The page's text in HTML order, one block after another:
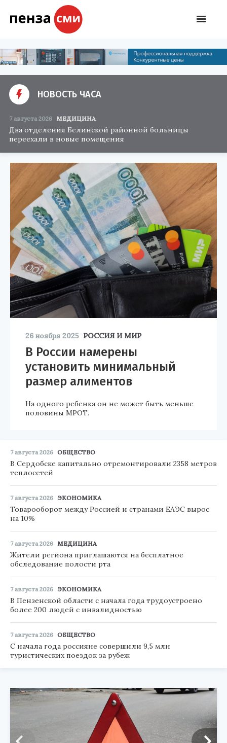
НОВОСТЬ ЧАСА
7 августа 2026 МЕДИЦИНА
Два отделения Белинской районной больницы
переехали в новые помещения
26 ноября 2025 РОССИЯ И МИР
В России намерены
установить минимальный
размер алиментов
На одного ребенка он не может быть меньше
половины МРОТ.
7 августа 2026 ОБЩЕСТВО
В Сердобске капитально отремонтировали 2358 метров
теплосетей
7 августа 2026 ЭКОНОМИКА
Товарооборот между Россией и странами ЕАЭС вырос
на 10%
7 августа 2026 МЕДИЦИНА
Жители региона приглашаются на бесплатное
обследование полости рта
7 августа 2026 ЭКОНОМИКА
В Пензенской области с начала года трудоустроено
более 200 людей с инвалидностью
7 августа 2026 ОБЩЕСТВО
С начала года россияне совершили 9,5 млн
туристических поездок за рубеж